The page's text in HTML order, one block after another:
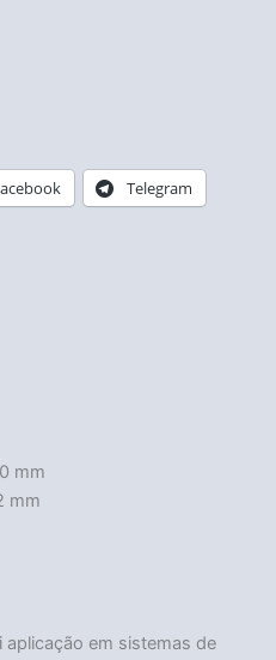
Telegram
mm
mm
em sistemas de